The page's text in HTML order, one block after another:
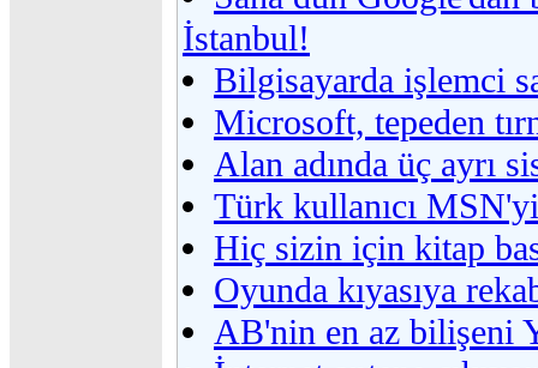
İstanbul!
Bilgisayarda işlemci
Microsoft, tepeden
Alan adında üç ayrı
Türk kullanıcı
Hiç sizin için kitap
Oyunda kıyasıya
AB'nin en az bilişeni